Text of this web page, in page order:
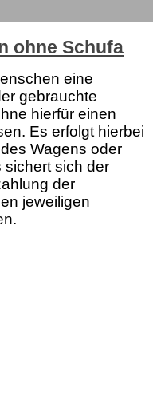
ohne Schufa
eine
gebrauchte
hierfür einen
Es erfolgt hierbei
Wagens oder
sichert sich der
der
jeweiligen